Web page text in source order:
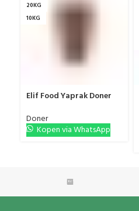
20KG
10KG
Elif Food Yaprak Doner
Doner
Kopen via WhatsApp